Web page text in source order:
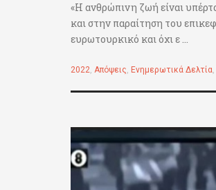
«Η ανθρώπινη ζωή είναι
και στην παραίτηση του
ευρωτουρκικό και όχι ε ...
2022, Απόψεις, Ενημερωτικά Δελτία,